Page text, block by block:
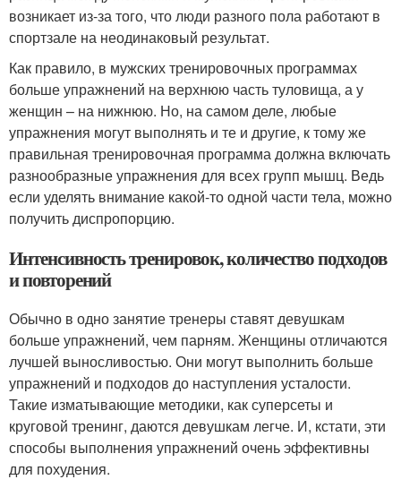
возникает из-за того, что люди разного пола работают в
спортзале на неодинаковый результат.
Как правило, в мужских тренировочных программах
больше упражнений на верхнюю часть туловища, а у
женщин – на нижнюю. Но, на самом деле, любые
упражнения могут выполнять и те и другие, к тому же
правильная тренировочная программа должна включать
разнообразные упражнения для всех групп мышц. Ведь
если уделять внимание какой-то одной части тела, можно
получить диспропорцию.
Интенсивность тренировок, количество подходов
и повторений
Обычно в одно занятие тренеры ставят девушкам
больше упражнений, чем парням. Женщины отличаются
лучшей выносливостью. Они могут выполнить больше
упражнений и подходов до наступления усталости.
Такие изматывающие методики, как суперсеты и
круговой тренинг, даются девушкам легче. И, кстати, эти
способы выполнения упражнений очень эффективны
для похудения.